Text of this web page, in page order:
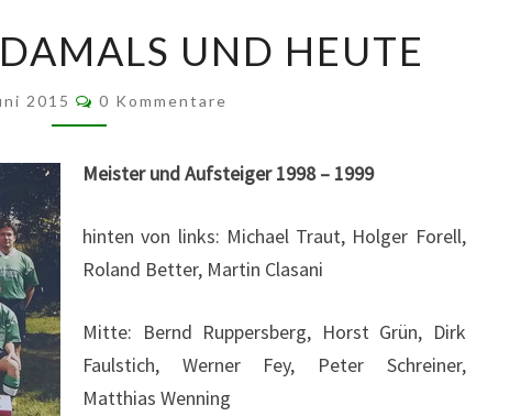
DAMALS
HEUTE
UND HEUTE
2015 Kommentare
0 Kommentare
Meister und Aufsteiger 1998 – 1999
hinten von links: Michael Traut, Holger Forell,
Roland Better, Martin Clasani
Mitte: Bernd Ruppersberg, Horst Grün, Dirk
Faulstich, Werner Fey, Peter Schreiner,
Matthias Wenning